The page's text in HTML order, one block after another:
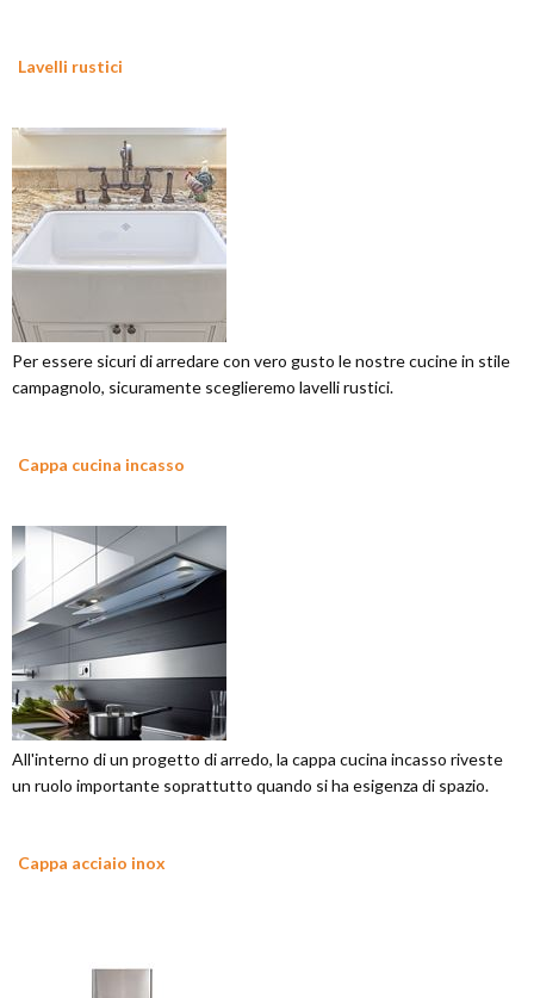
Lavelli rustici
Per essere sicuri di arredare con vero gusto le nostre cucine in stile
campagnolo, sicuramente sceglieremo lavelli rustici.
Cappa cucina incasso
All'interno di un progetto di arredo, la cappa cucina incasso riveste
un ruolo importante soprattutto quando si ha esigenza di spazio.
Cappa acciaio inox